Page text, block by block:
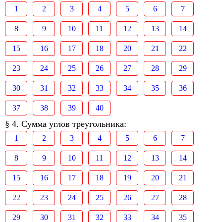
1 2 3 4 5 6 7
8 9 10 11 12 13 14
15 16 17 18 20 21 22
23 24 25 26 27 28 29
30 31 32 33 34 35 36
37 38 39 40
§ 4. Сумма углов треугольника:
1 2 3 4 5 6 7
8 9 10 11 12 13 14
15 16 17 18 19 20 21
22 23 24 25 26 27 28
29 30 31 32 33 34 35